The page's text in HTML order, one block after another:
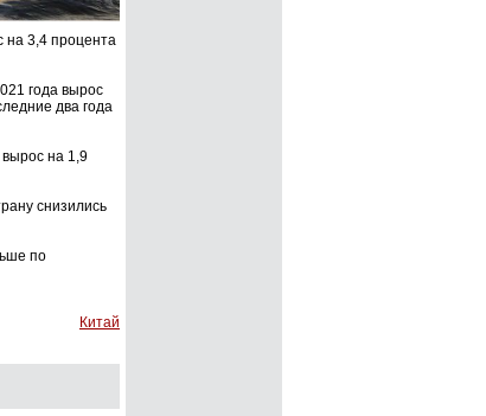
на 3,4 процента
года вырос
два года
на 1,9
снизились
по
Китай